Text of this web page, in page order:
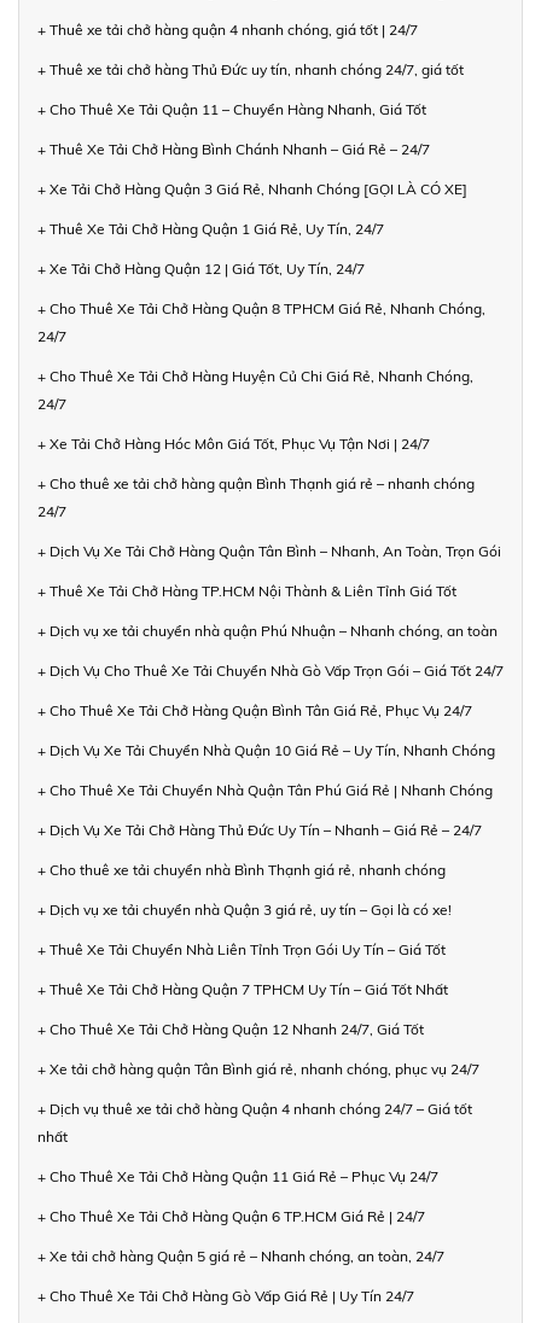
+ Thuê xe tải chở hàng quận 4 nhanh chóng, giá tốt | 24/7
+ Thuê xe tải chở hàng Thủ Đức uy tín, nhanh chóng 24/7, giá tốt
+ Cho Thuê Xe Tải Quận 11 – Chuyển Hàng Nhanh, Giá Tốt
+ Thuê Xe Tải Chở Hàng Bình Chánh Nhanh – Giá Rẻ – 24/7
+ Xe Tải Chở Hàng Quận 3 Giá Rẻ, Nhanh Chóng [GỌI LÀ CÓ XE]
+ Thuê Xe Tải Chở Hàng Quận 1 Giá Rẻ, Uy Tín, 24/7
+ Xe Tải Chở Hàng Quận 12 | Giá Tốt, Uy Tín, 24/7
+ Cho Thuê Xe Tải Chở Hàng Quận 8 TPHCM Giá Rẻ, Nhanh Chóng,
24/7
+ Cho Thuê Xe Tải Chở Hàng Huyện Củ Chi Giá Rẻ, Nhanh Chóng,
24/7
+ Xe Tải Chở Hàng Hóc Môn Giá Tốt, Phục Vụ Tận Nơi | 24/7
+ Cho thuê xe tải chở hàng quận Bình Thạnh giá rẻ – nhanh chóng
24/7
+ Dịch Vụ Xe Tải Chở Hàng Quận Tân Bình – Nhanh, An Toàn, Trọn Gói
+ Thuê Xe Tải Chở Hàng TP.HCM Nội Thành & Liên Tỉnh Giá Tốt
+ Dịch vụ xe tải chuyển nhà quận Phú Nhuận – Nhanh chóng, an toàn
+ Dịch Vụ Cho Thuê Xe Tải Chuyển Nhà Gò Vấp Trọn Gói – Giá Tốt 24/7
+ Cho Thuê Xe Tải Chở Hàng Quận Bình Tân Giá Rẻ, Phục Vụ 24/7
+ Dịch Vụ Xe Tải Chuyển Nhà Quận 10 Giá Rẻ – Uy Tín, Nhanh Chóng
+ Cho Thuê Xe Tải Chuyển Nhà Quận Tân Phú Giá Rẻ | Nhanh Chóng
+ Dịch Vụ Xe Tải Chở Hàng Thủ Đức Uy Tín – Nhanh – Giá Rẻ – 24/7
+ Cho thuê xe tải chuyển nhà Bình Thạnh giá rẻ, nhanh chóng
+ Dịch vụ xe tải chuyển nhà Quận 3 giá rẻ, uy tín – Gọi là có xe!
+ Thuê Xe Tải Chuyển Nhà Liên Tỉnh Trọn Gói Uy Tín – Giá Tốt
+ Thuê Xe Tải Chở Hàng Quận 7 TPHCM Uy Tín – Giá Tốt Nhất
+ Cho Thuê Xe Tải Chở Hàng Quận 12 Nhanh 24/7, Giá Tốt
+ Xe tải chở hàng quận Tân Bình giá rẻ, nhanh chóng, phục vụ 24/7
+ Dịch vụ thuê xe tải chở hàng Quận 4 nhanh chóng 24/7 – Giá tốt
nhất
+ Cho Thuê Xe Tải Chở Hàng Quận 11 Giá Rẻ – Phục Vụ 24/7
+ Cho Thuê Xe Tải Chở Hàng Quận 6 TP.HCM Giá Rẻ | 24/7
+ Xe tải chở hàng Quận 5 giá rẻ – Nhanh chóng, an toàn, 24/7
+ Cho Thuê Xe Tải Chở Hàng Gò Vấp Giá Rẻ | Uy Tín 24/7